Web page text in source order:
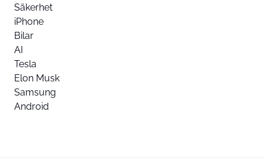
Säkerhet
iPhone
Bilar
AI
Tesla
Elon Musk
Samsung
Android